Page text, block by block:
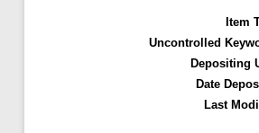
Item
Uncontrolled
Depositing
Date
Last